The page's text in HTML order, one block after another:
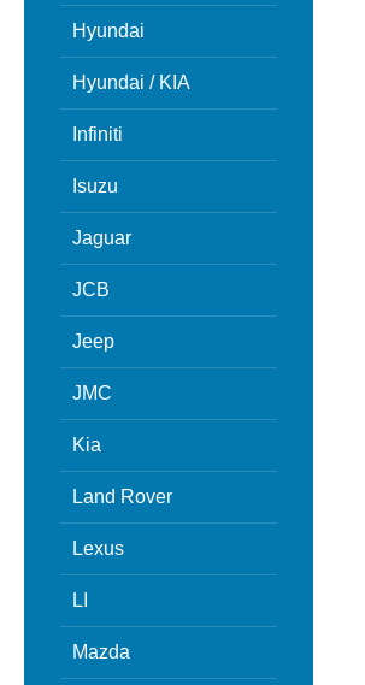
Hyundai
Hyundai / KIA
Infiniti
Isuzu
Jaguar
JCB
Jeep
JMC
Kia
Land Rover
Lexus
LI
Mazda